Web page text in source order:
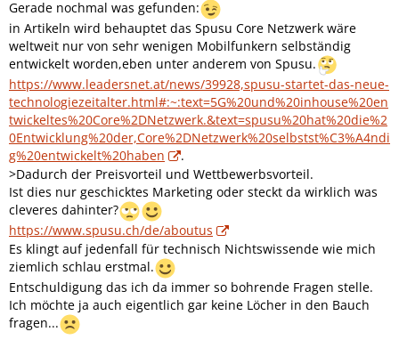
Gerade nochmal was gefunden:
in Artikeln wird behauptet das Spusu Core Netzwerk wäre
weltweit nur von sehr wenigen Mobilfunkern selbständig
entwickelt worden,eben unter anderem von Spusu.
https://www.leadersnet.at/news/39928,spusu-startet-das-neue-
technologiezeitalter.html#:~:text=5G%20und%20inhouse%20en
twickeltes%20Core%2DNetzwerk.&text=spusu%20hat%20die%2
0Entwicklung%20der,Core%2DNetzwerk%20selbstst%C3%A4ndi
g%20entwickelt%20haben
.
>Dadurch der Preisvorteil und Wettbewerbsvorteil.
Ist dies nur geschicktes Marketing oder steckt da wirklich was
cleveres dahinter?
https://www.spusu.ch/de/aboutus
Es klingt auf jedenfall für technisch Nichtswissende wie mich
ziemlich schlau erstmal.
Entschuldigung das ich da immer so bohrende Fragen stelle.
Ich möchte ja auch eigentlich gar keine Löcher in den Bauch
fragen...